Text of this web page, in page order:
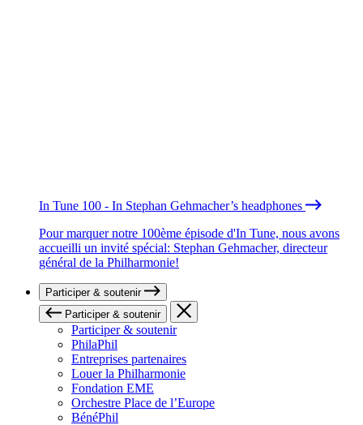
In Tune 100 - In Stephan Gehmacher’s headphones
Pour marquer notre 100ème épisode d'In Tune, nous avons
accueilli un invité spécial: Stephan Gehmacher, directeur
général de la Philharmonie!
Participer & soutenir
Participer & soutenir
Participer & soutenir
PhilaPhil
Entreprises partenaires
Louer la Philharmonie
Fondation EME
Orchestre Place de l’Europe
BénéPhil